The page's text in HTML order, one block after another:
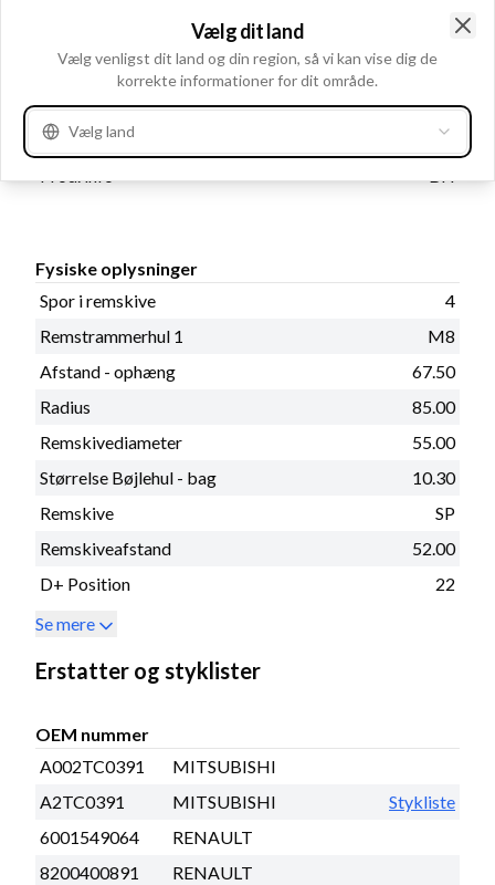
Amp.
110
Katalog oplysninger
Fysiske oplysninger
Spor i remskive
4
Remstrammerhul 1
M8
Afstand - ophæng
67.50
Radius
85.00
Remskivediameter
55.00
Størrelse Bøjlehul - bag
10.30
Remskive
SP
Remskiveafstand
52.00
D+ Position
22
Se mere
Erstatter og styklister
OEM nummer
A002TC0391
MITSUBISHI
A2TC0391
MITSUBISHI
Stykliste
6001549064
RENAULT
8200400891
RENAULT
Vælg dit land
Vælg venligst dit land og din region, så vi kan vise dig de
korrekte informationer for dit område.
Vælg land